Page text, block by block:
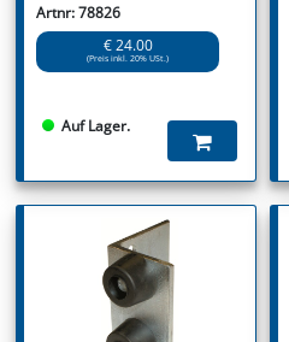
Artnr: 78826
€ 24.00
(Preis inkl. 20% USt.)
Auf Lager.